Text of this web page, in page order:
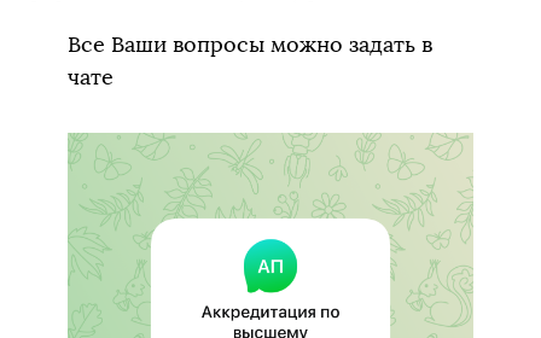
Все Ваши вопросы можно задать в
чате